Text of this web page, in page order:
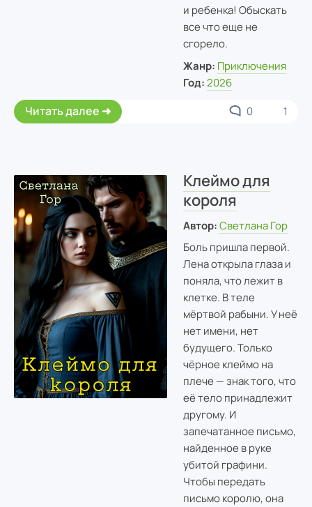
и ребенка! Обыскать
все что еще не
сгорело.
Жанр: Приключения
Год: 2026
Читать далее 0 1
Клеймо для
короля
Автор: Светлана Гор
Боль пришла первой.
Лена открыла глаза и
поняла, что лежит в
клетке. В теле
мёртвой рабыни. У неё
нет имени, нет
будущего. Только
чёрное клеймо на
плече — знак того, что
её тело принадлежит
другому. И
запечатанное письмо,
найденное в руке
убитой графини.
Чтобы передать
письмо королю, она